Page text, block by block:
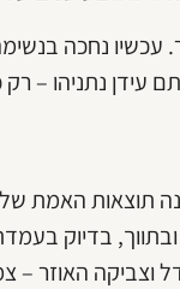
עידן נתניהו – רק
השמאל-מרכז – גם הוא
וצביקה האוזר